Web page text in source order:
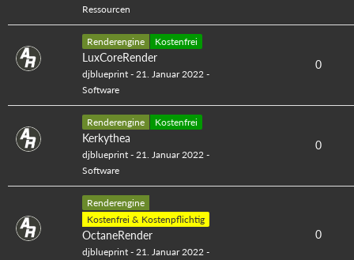
Ressourcen
Renderengine Kostenfrei
LuxCoreRender
djblueprint - 21. Januar 2022 -
Software
0
Renderengine Kostenfrei
Kerkythea
djblueprint - 21. Januar 2022 -
Software
0
Renderengine
Kostenfrei & Kostenpflichtig
OctaneRender
djblueprint - 21. Januar 2022 -
0